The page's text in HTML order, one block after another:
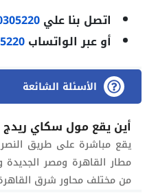
اتصل بنا علي
أو عبر الواتساب
الأسئلة الشائعة
أين يقع مول سكاي ريدج
يقع مباشرة على طريق
مطار القاهرة ومصر
من مختلف محاور شرق